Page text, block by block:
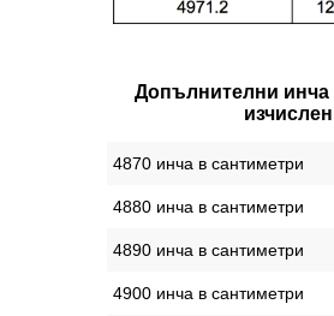
Допълнителни инча
4870 инча в сантиметри
4880 инча в сантиметри
4890 инча в сантиметри
4900 инча в сантиметри